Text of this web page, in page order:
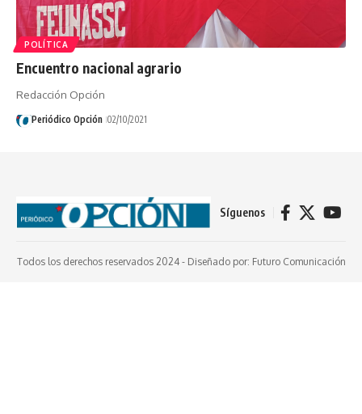
POLÍTICA
Encuentro nacional agrario
Redacción Opción
Periódico Opción 02/10/2021
Síguenos
Todos los derechos reservados 2024 - Diseñado por: Futuro Comunicación